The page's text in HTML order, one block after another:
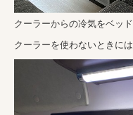
クーラーからの冷気をベッ
クーラーを使わないときに